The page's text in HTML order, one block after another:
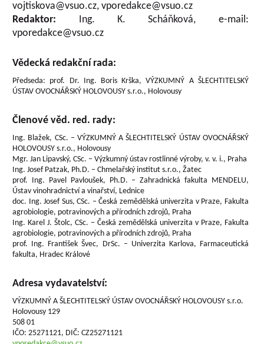
vojtiskova@vsuo.cz, vporedakce@vsuo.cz
Redaktor: Ing. K. Scháňková, e-mail:
vporedakce@vsuo.cz
Vědecká redakční rada:
Předseda: prof. Dr. Ing. Boris Krška, VÝZKUMNÝ A ŠLECHTITELSKÝ
ÚSTAV OVOCNÁŘSKÝ HOLOVOUSY s.r.o., Holovousy
Členové věd. red. rady:
Ing. Blažek, CSc. – VÝZKUMNÝ A ŠLECHTITELSKÝ ÚSTAV OVOCNÁŘSKÝ
HOLOVOUSY s.r.o., Holovousy
Mgr. Jan Lipavský, CSc. – Výzkumný ústav rostlinné výroby, v. v. i., Praha
Ing. Josef Patzak, Ph.D. – Chmelařský institut s.r.o., Žatec
prof. Ing. Pavel Pavloušek, Ph.D. – Zahradnická fakulta MENDELU,
Ústav vinohradnictví a vinařství, Lednice
doc. Ing. Josef Sus, CSc. – Česká zemědělská univerzita v Praze, Fakulta
agrobiologie, potravinových a přírodních zdrojů, Praha
Ing. Karel J. Štolc, CSc. – Česká zemědělská univerzita v Praze, Fakulta
agrobiologie, potravinových a přírodních zdrojů, Praha
prof. Ing. František Švec, DrSc. – Univerzita Karlova, Farmaceutická
fakulta, Hradec Králové
Adresa vydavatelství:
VÝZKUMNÝ A ŠLECHTITELSKÝ ÚSTAV OVOCNÁŘSKÝ HOLOVOUSY s.r.o.
Holovousy 129
508 01
IČO: 25271121, DIČ: CZ25271121